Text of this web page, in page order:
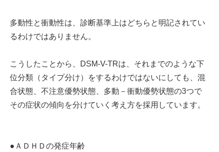
多動性と衝動性は、診断基準上はどちらと明記されてい
るわけではありません。
こうしたことから、DSM-V-TRは、それまでのような下
位分類（タイプ分け）をするわけではないにしても、混
合状態、不注意優勢状態、多動－衝動優勢状態の3つで
その症状の傾向を分けていく考え方を採用しています。
●ＡＤＨＤの発症年齢